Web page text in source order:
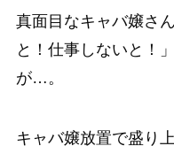
真面目なキャバ嬢さ
と！仕事しないと！
が…。
キャバ嬢放置で盛り